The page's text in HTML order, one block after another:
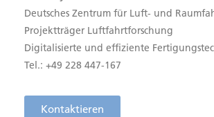
Deutsches Zentrum für Luft- und
Projektträger Luftfahrtforschung
Digitalisierte und effiziente
Tel.: +49 228 447-167
Kontaktieren